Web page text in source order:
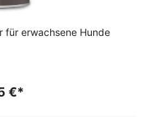
für erwachsene Hunde
€*